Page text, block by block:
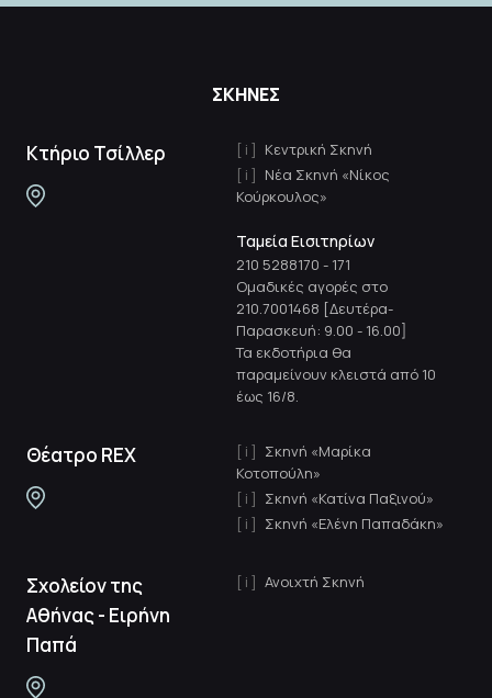
ΣΚΗΝΕΣ
Κτήριο Τσίλλερ
Κεντρική Σκηνή
Νέα Σκηνή «Νίκος
Κούρκουλος»
Ταμεία Εισιτηρίων
210 5288170 - 171
Ομαδικές αγορές στο
210.7001468 [Δευτέρα-
Παρασκευή: 9.00 - 16.00]
Τα εκδοτήρια θα
παραμείνουν κλειστά από 10
έως 16/8.
Θέατρο REX
Σκηνή «Μαρίκα
Κοτοπούλη»
Σκηνή «Κατίνα Παξινού»
Σκηνή «Ελένη Παπαδάκη»
Σχολείον της
Αθήνας - Ειρήνη
Παπά
Ανοιχτή Σκηνή